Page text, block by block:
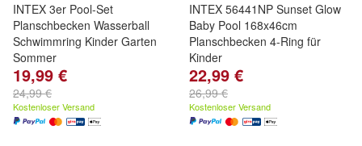
INTEX 3er Pool-Set
Planschbecken Wasserball
Schwimmring Kinder Garten
Sommer
19,99 €
24,99 €
Kostenloser Versand
INTEX 56441NP Sunset Glow
Baby Pool 168x46cm
Planschbecken 4-Ring für
Kinder
22,99 €
26,99 €
Kostenloser Versand